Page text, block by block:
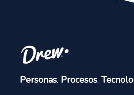
Personas. Procesos.